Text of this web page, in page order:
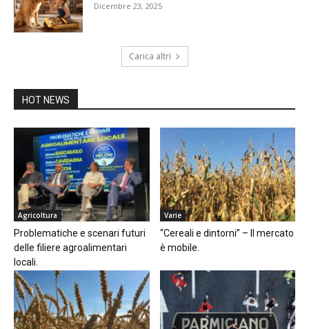
Dicembre 23, 2025
Carica altri
HOT NEWS
Agricoltura
Problematiche e scenari futuri
delle filiere agroalimentari
locali.
Varie
“Cereali e dintorni” – Il mercato
è mobile.